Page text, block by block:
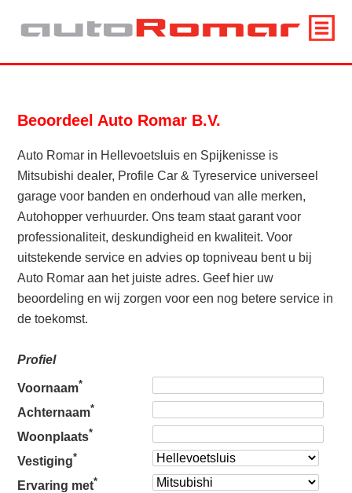
Beoordeel Auto Romar B.V.
Auto Romar in Hellevoetsluis en Spijkenisse is
Mitsubishi dealer, Profile Car & Tyreservice universeel
garage voor banden en onderhoud van alle merken,
Autohopper verhuurder. Ons team staat garant voor
professionaliteit, deskundigheid en kwaliteit. Voor
uitstekende service en advies op topniveau bent u bij
Auto Romar aan het juiste adres. Geef hier uw
beoordeling en wij zorgen voor een nog betere service in
de toekomst.
Profiel
Voornaam*
Achternaam*
Woonplaats*
Vestiging*
Ervaring met*